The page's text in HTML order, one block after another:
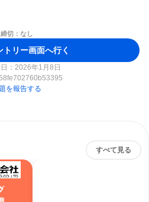
締切：なし
トリー画面へ行く
：2026年1月8日
を報告する
すべて見る